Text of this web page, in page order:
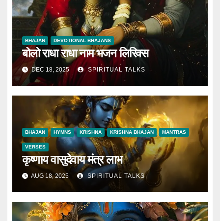
BHAJAN DEVOTIONAL BHAJANS
बोलो राधा राधा नाम भजन लिरिक्स
DEC 18, 2025 SPIRITUAL TALKS
BHAJAN HYMNS KRISHNA KRISHNA BHAJAN MANTRAS
VERSES
कृष्णाय वासुदेवाय मंत्र लाभ
AUG 18, 2025 SPIRITUAL TALKS